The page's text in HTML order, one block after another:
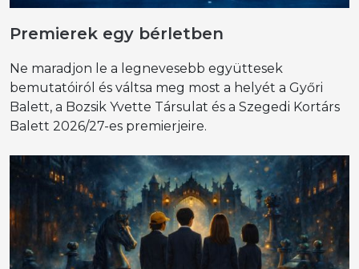
Premierek egy bérletben
Ne maradjon le a legnevesebb együttesek
bemutatóiról és váltsa meg most a helyét a Győri
Balett, a Bozsik Yvette Társulat és a Szegedi Kortárs
Balett 2026/27-es premierjeire.